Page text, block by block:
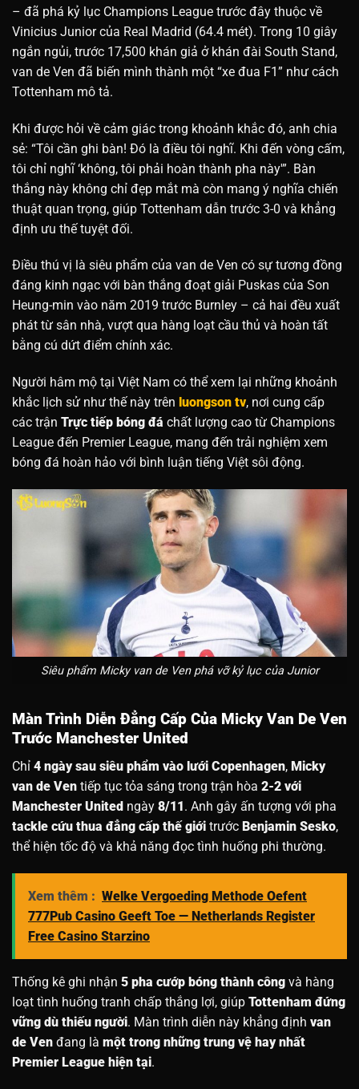
– đã phá kỷ lục Champions League trước đây thuộc về
Vinicius Junior của Real Madrid (64.4 mét). Trong 10 giây
ngắn ngủi, trước 17,500 khán giả ở khán đài South Stand,
van de Ven đã biến mình thành một “xe đua F1” như cách
Tottenham mô tả.
Khi được hỏi về cảm giác trong khoảnh khắc đó, anh chia
sẻ: “Tôi cần ghi bàn! Đó là điều tôi nghĩ. Khi đến vòng cấm,
tôi chỉ nghĩ ‘không, tôi phải hoàn thành pha này'”. Bàn
thắng này không chỉ đẹp mắt mà còn mang ý nghĩa chiến
thuật quan trọng, giúp Tottenham dẫn trước 3-0 và khẳng
định ưu thế tuyệt đối.
Điều thú vị là siêu phẩm của van de Ven có sự tương đồng
đáng kinh ngạc với bàn thắng đoạt giải Puskas của Son
Heung-min vào năm 2019 trước Burnley – cả hai đều xuất
phát từ sân nhà, vượt qua hàng loạt cầu thủ và hoàn tất
bằng cú dứt điểm chính xác.
Người hâm mộ tại Việt Nam có thể xem lại những khoảnh
khắc lịch sử như thế này trên luongson tv, nơi cung cấp
các trận Trực tiếp bóng đá chất lượng cao từ Champions
League đến Premier League, mang đến trải nghiệm xem
bóng đá hoàn hảo với bình luận tiếng Việt sôi động.
Siêu phẩm Micky van de Ven phá vỡ kỷ lục của Junior
Màn Trình Diễn Đẳng Cấp Của Micky Van De Ven
Trước Manchester United
Chỉ 4 ngày sau siêu phẩm vào lưới Copenhagen, Micky
van de Ven tiếp tục tỏa sáng trong trận hòa 2-2 với
Manchester United ngày 8/11. Anh gây ấn tượng với pha
tackle cứu thua đẳng cấp thế giới trước Benjamin Sesko,
thể hiện tốc độ và khả năng đọc tình huống phi thường.
Xem thêm : Welke Vergoeding Methode Oefent
777Pub Casino Geeft Toe — Netherlands Register
Free Casino Starzino
Thống kê ghi nhận 5 pha cướp bóng thành công và hàng
loạt tình huống tranh chấp thắng lợi, giúp Tottenham đứng
vững dù thiếu người. Màn trình diễn này khẳng định van
de Ven đang là một trong những trung vệ hay nhất
Premier League hiện tại.